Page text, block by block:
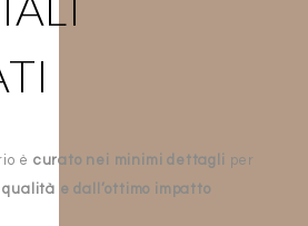
è curato nei minimi dettagli per
qualità e dall’ottimo impatto